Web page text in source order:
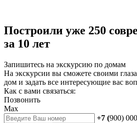
Построили уже 250
за 10 лет
Запишитесь на экскурсию по домам
На экскурсии вы сможете своими
дом и задать все интересующие вас
Как с вами связаться:
Позвонить
Max
+7 (900)